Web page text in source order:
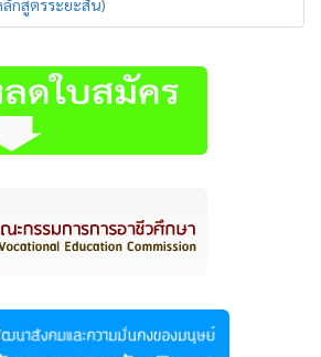
กสูตรระยะสั้น)